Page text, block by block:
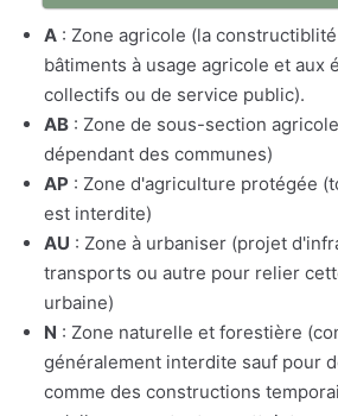
A : Zone agricole (la
bâtiments à usage agricole et aux
collectifs ou de service public).
AB : Zone de sous-section
dépendant des communes)
AP : Zone d'agriculture protégée
est interdite)
AU : Zone à urbaniser (projet
transports ou autre pour relier
urbaine)
N : Zone naturelle et forestière
généralement interdite sauf pour
comme des constructions